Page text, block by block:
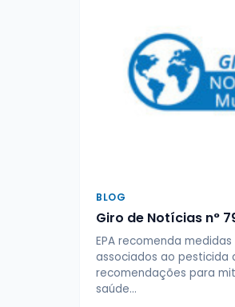
BLOG
Giro de Notícias n°
EPA recomenda
associados ao pesticida
recomendações para
saúde…